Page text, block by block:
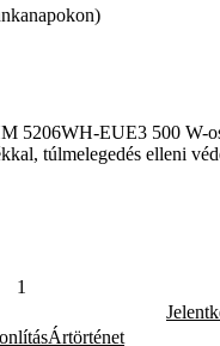
5206WH-EUE3 500 W-
túlmelegedés elleni
Ártörténet